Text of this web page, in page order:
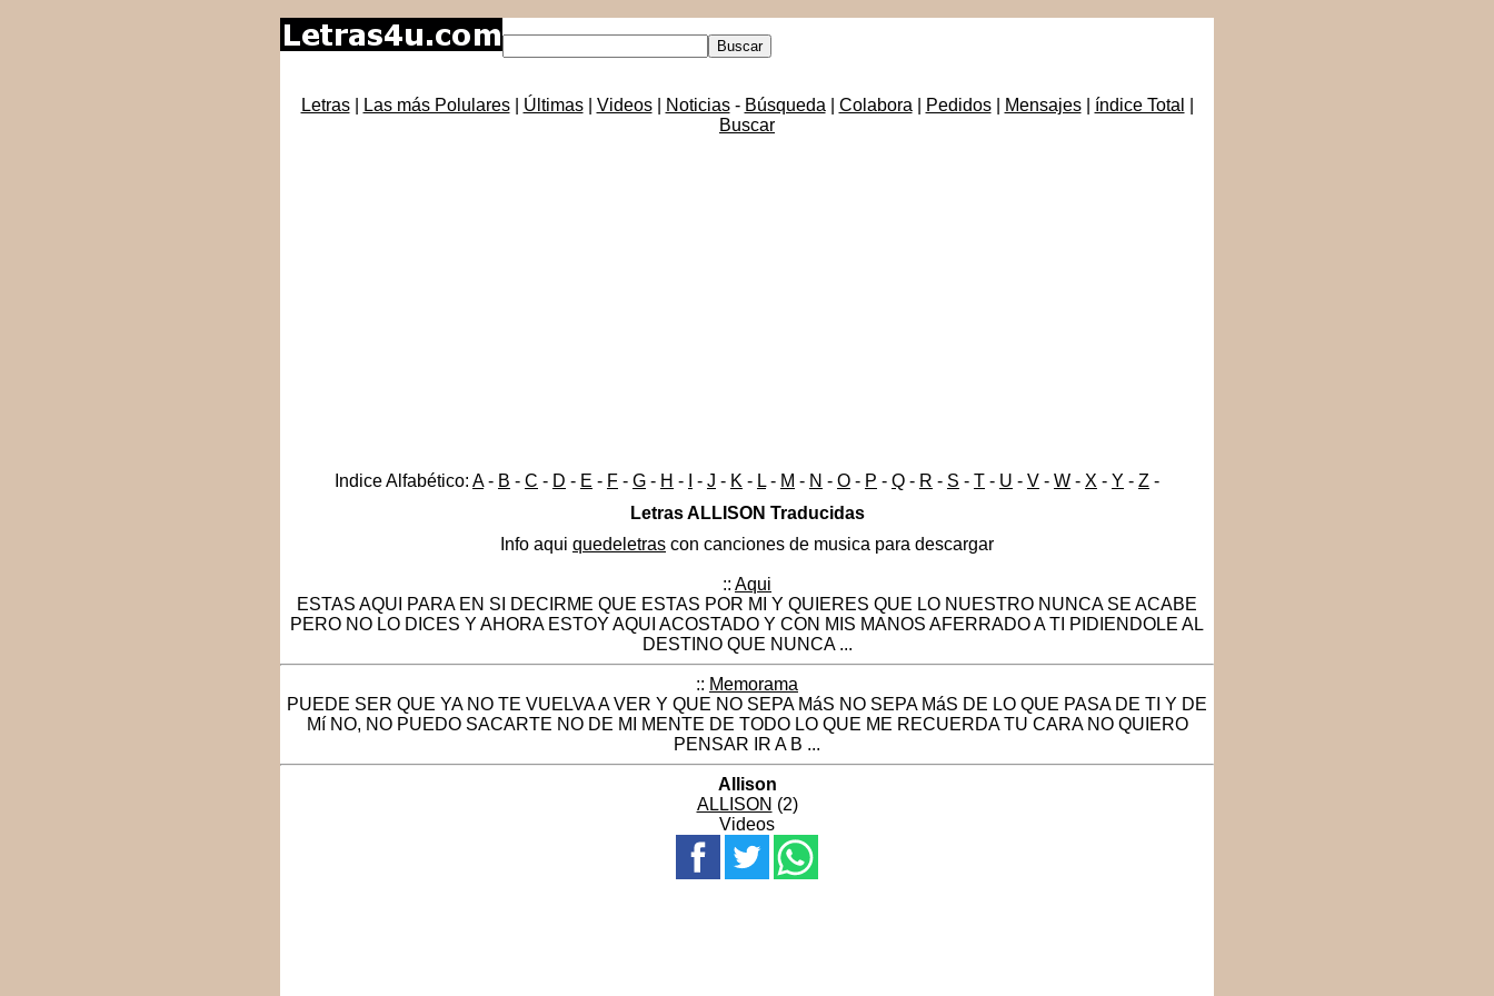
Letras| Las más Polulares| Últimas| Videos| Noticias- Búsqueda Colabora Pedidos| Mensajes| índice Total
Buscar
Indice Alfabético: A- B - C - D - E - F - G - H - - J - K - L - M - N - O - P - Q - R - S - T - U - V - W - X - Y - Z -
Letras ALLISON Traducidas
Info aqui quedeletras con canciones de musica para descargar
:: Aqui
ESTAS AQUI PARA EN SI DECIRME QUE ESTAS POR MI Y QUIERES QUE LO NUESTRO NUNCA SE ACABE
PERO NO LO DICES Y AHORA ESTOY AQUI ACOSTADO Y CON MIS MANOS AFERRADO A TI PIDIENDOLE AL
DESTINO QUE NUNCA ...
:: Memorama
PUEDE SER QUE YA NO TE VUELVA A VER Y QUE NO SEPA MáS NO SEPA MáS DE LO QUE PASA DE TI Y DE
Mí NO, NO PUEDO SACARTE NO DE MI MENTE DE TODO LO QUE ME RECUERDA TU CARA NO QUIERO
PENSAR IR A B ...
Allison
ALLISON (2)
Videos